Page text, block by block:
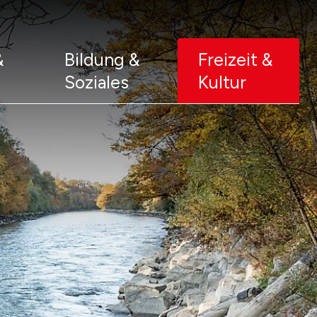
Bildung &
Soziales
Freizeit &
Kultur